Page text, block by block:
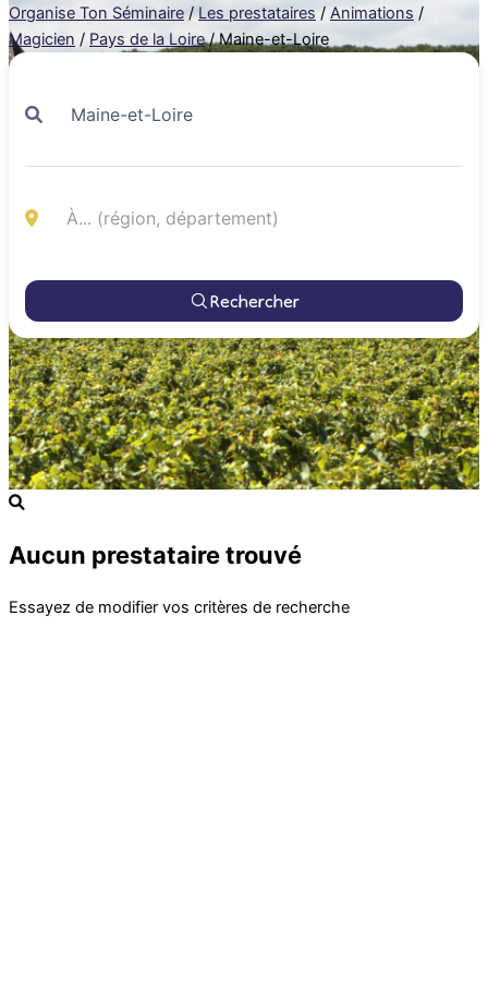
Organise Ton Séminaire / Les prestataires / Animations /
Magicien / Pays de la Loire / Maine-et-Loire
Rechercher
Aucun prestataire trouvé
Essayez de modifier vos critères de recherche